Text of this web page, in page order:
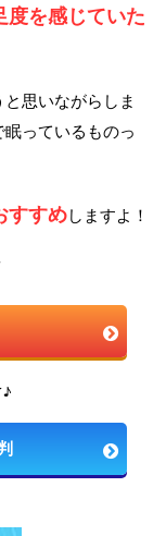
度を感じていた
思いながらしま
っているものっ
すすめしますよ！
♪